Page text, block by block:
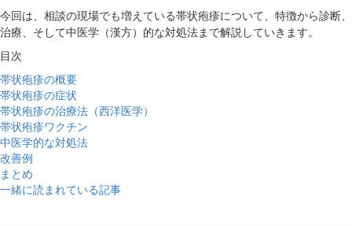
今回は、相談の現場でも増えている帯状疱疹について、特徴から診断、
治療、そして中医学（漢方）的な対処法まで解説していきます。
目次
帯状疱疹の概要
帯状疱疹の症状
帯状疱疹の治療法（西洋医学）
帯状疱疹ワクチン
中医学的な対処法
改善例
まとめ
一緒に読まれている記事